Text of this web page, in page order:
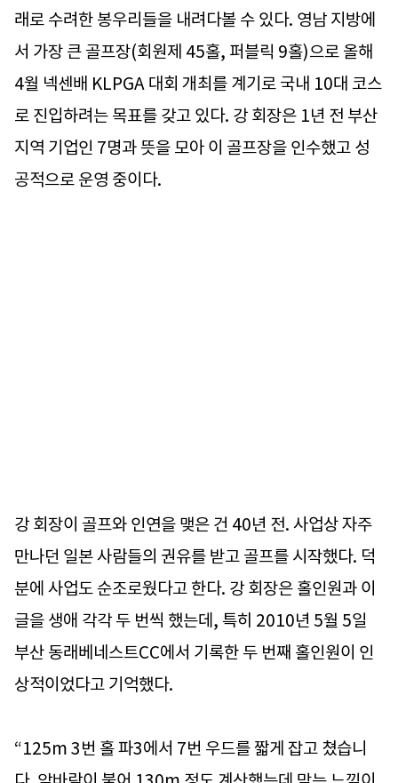
래로 수려한 봉우리들을 내려다볼 수 있다. 영남 지방에
서 가장 큰 골프장(회원제 45홀, 퍼블릭 9홀)으로 올해
4월 넥센배 KLPGA 대회 개최를 계기로 국내 10대 코스
로 진입하려는 목표를 갖고 있다. 강 회장은 1년 전 부산
지역 기업인 7명과 뜻을 모아 이 골프장을 인수했고 성
공적으로 운영 중이다.
강 회장이 골프와 인연을 맺은 건 40년 전. 사업상 자주
만나던 일본 사람들의 권유를 받고 골프를 시작했다. 덕
분에 사업도 순조로웠다고 한다. 강 회장은 홀인원과 이
글을 생애 각각 두 번씩 했는데, 특히 2010년 5월 5일
부산 동래베네스트CC에서 기록한 두 번째 홀인원이 인
상적이었다고 기억했다.
“125m 3번 홀 파3에서 7번 우드를 짧게 잡고 쳤습니